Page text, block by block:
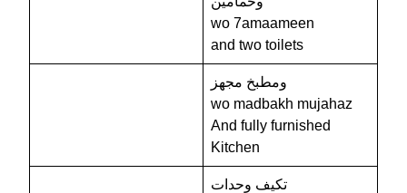
wo 7amaameen
and two toilets
ومطبخ مجهز
wo madbakh mujahaz
And fully furnished
Kitchen
تكيف وحدات